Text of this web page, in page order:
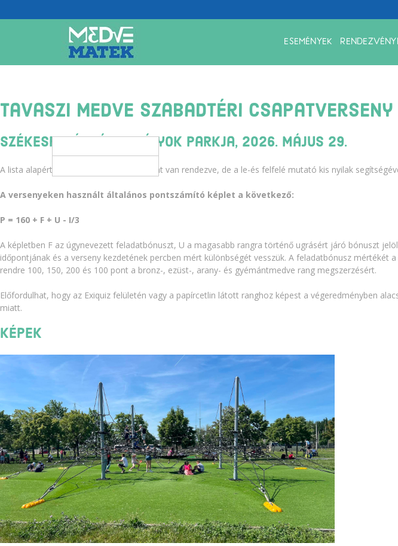
ESEMÉNYEK
Tavaszi Medve Szabadtéri
Székesfehérvár, Királyok parkja, 2026. május 29.
A lista alapértelmezésben helyezés szerint van rendezve, de a le-és felfelé mutató kis nyilak
A versenyeken használt általános pontszámító képlet a következő:
P = 160 + F + U - I/3
A képletben F az úgynevezett feladatbónuszt, U a magasabb rangra történő ugrásért járó bónuszt
időpontjának és a verseny kezdetének percben mért különbségét vesszük. A feladatbónusz
rendre 100, 150, 200 és 100 pont a bronz-, ezüst-, arany- és gyémántmedve rang megszerzésért.
Előfordulhat, hogy az Exiquiz felületén vagy a papírcetlin látott ranghoz képest a végeredményben
miatt.
Képek